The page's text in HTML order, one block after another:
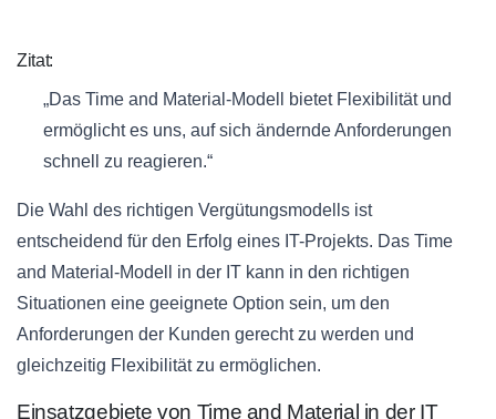
Zitat:
„Das Time and Material-Modell bietet Flexibilität und
ermöglicht es uns, auf sich ändernde Anforderungen
schnell zu reagieren.“
Die Wahl des richtigen Vergütungsmodells ist
entscheidend für den Erfolg eines IT-Projekts. Das Time
and Material-Modell in der IT kann in den richtigen
Situationen eine geeignete Option sein, um den
Anforderungen der Kunden gerecht zu werden und
gleichzeitig Flexibilität zu ermöglichen.
Einsatzgebiete von Time and Material in der IT